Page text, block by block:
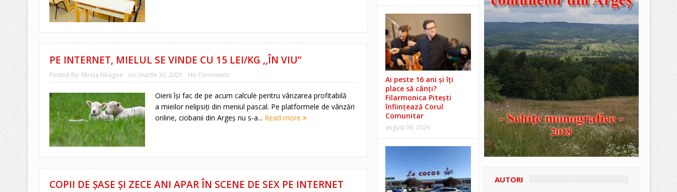
PE INTERNET, MIELUL SE VINDE CU 15 LEI/KG ,,ÎN VIU”
Posted By: Mirela Neagoe on: martie 30, 2021 No Comments
Oierii își fac de pe acum calcule pentru vânzarea profitabilă
a mieilor nelipsiți din meniul pascal. Pe platformele de vânzări
online, ciobanii din Argeș nu s-a... Read more
COPII DE ȘASE ȘI ZECE ANI APAR ÎN SCENE DE SEX PE INTERNET
Ai peste 16 ani și îți
place să cânți?
Filarmonica Pitești
înființează Corul
Comunitar
august 06, 2026
AUTORI